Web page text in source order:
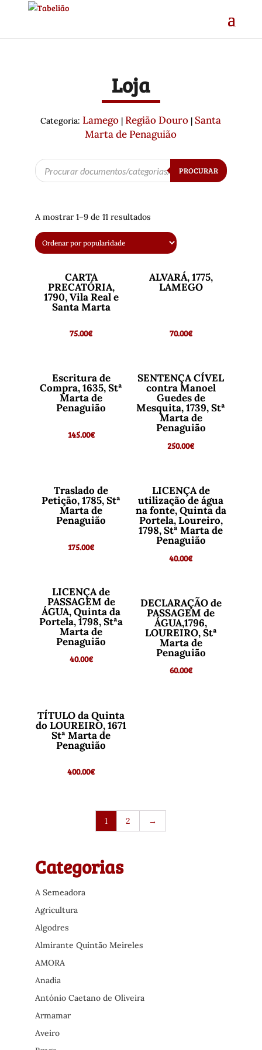
Loja
Categoria: Lamego | Região Douro | Santa
Marta de Penaguião
Products
search
PROCURAR
A mostrar 1–9 de 11 resultados
CARTA
PRECATÓRIA,
1790, Vila Real e
Santa Marta
75.00€
ALVARÁ, 1775,
LAMEGO
70.00€
Escritura de
Compra, 1635, Stª
Marta de
Penaguião
145.00€
SENTENÇA CÍVEL
contra Manoel
Guedes de
Mesquita, 1739, Stª
Marta de
Penaguião
250.00€
Traslado de
Petição, 1785, Stª
Marta de
Penaguião
175.00€
LICENÇA de
utilização de água
na fonte, Quinta da
Portela, Loureiro,
1798, Stª Marta de
Penaguião
40.00€
LICENÇA de
PASSAGEM de
ÁGUA, Quinta da
Portela, 1798, Stªa
Marta de
Penaguião
40.00€
DECLARAÇÃO de
PASSAGEM de
ÁGUA,1796,
LOUREIRO, Stª
Marta de
Penaguião
60.00€
TÍTULO da Quinta
do LOUREIRO, 1671
Stª Marta de
Penaguião
400.00€
1 2 →
Categorias
A Semeadora
Agricultura
Algodres
Almirante Quintão Meireles
AMORA
Anadia
António Caetano de Oliveira
Armamar
Aveiro